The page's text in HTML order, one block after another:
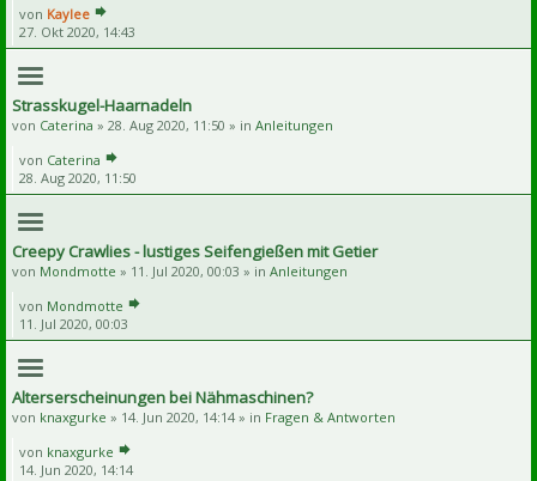
von Kaylee
27. Okt 2020, 14:43
Strasskugel-Haarnadeln
von Caterina » 28. Aug 2020, 11:50 » in Anleitungen
von Caterina
28. Aug 2020, 11:50
Creepy Crawlies - lustiges Seifengießen mit Getier
von Mondmotte » 11. Jul 2020, 00:03 » in Anleitungen
von Mondmotte
11. Jul 2020, 00:03
Alterserscheinungen bei Nähmaschinen?
von knaxgurke » 14. Jun 2020, 14:14 » in Fragen & Antworten
von knaxgurke
14. Jun 2020, 14:14